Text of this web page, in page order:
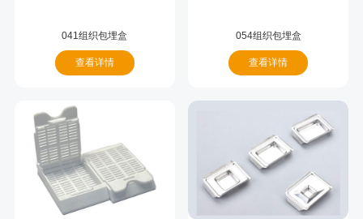
041组织包埋盒
查看详情
054组织包埋盒
查看详情